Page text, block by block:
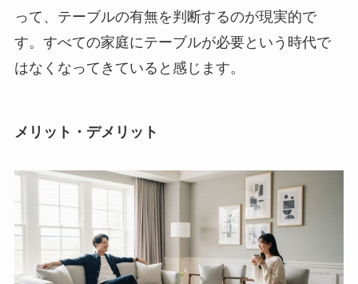
って、テーブルの有無を判断するのが現実的で
す。すべての家庭にテーブルが必要という時代で
はなくなってきていると感じます。
メリット・デメリット